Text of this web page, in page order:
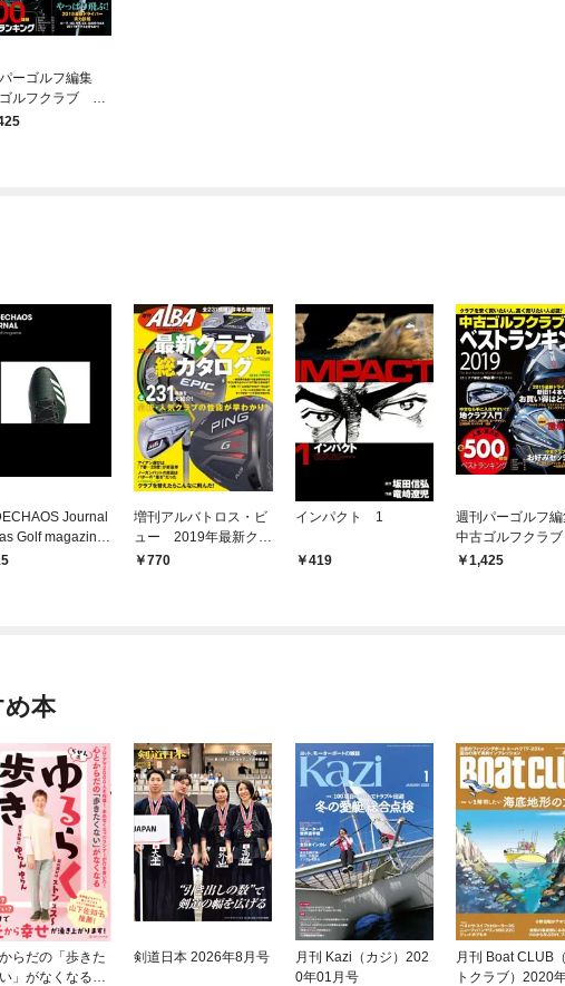
ーゴルフ編集
ルフクラブ ベ
ンキング2018
Journal
Golf magazine
ルバトロス・ビ
増刊アルバトロス・ビ
ュー 2019年最新クラ
ブ総カタログ
770
インパクト 1
419
週刊パーゴルフ
中古ゴルフクラ
ストランキング
1,425
本
らだの「歩きた
」がなくなる
剣道日本 2026年8月号
月刊 Kazi（カジ）202
0年01月号
月刊 Boat CLUB
トクラブ）2020年